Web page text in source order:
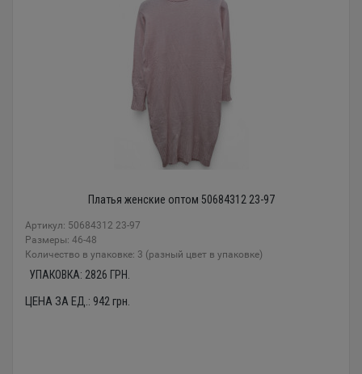
Платья женские оптом 50684312 23-97
Артикул: 50684312 23-97
Размеры: 46-48
Количество в упаковке: 3 (разный цвет в упаковке)
УПАКОВКА: 2826 ГРН.
ЦЕНА ЗА ЕД.: 942грн.